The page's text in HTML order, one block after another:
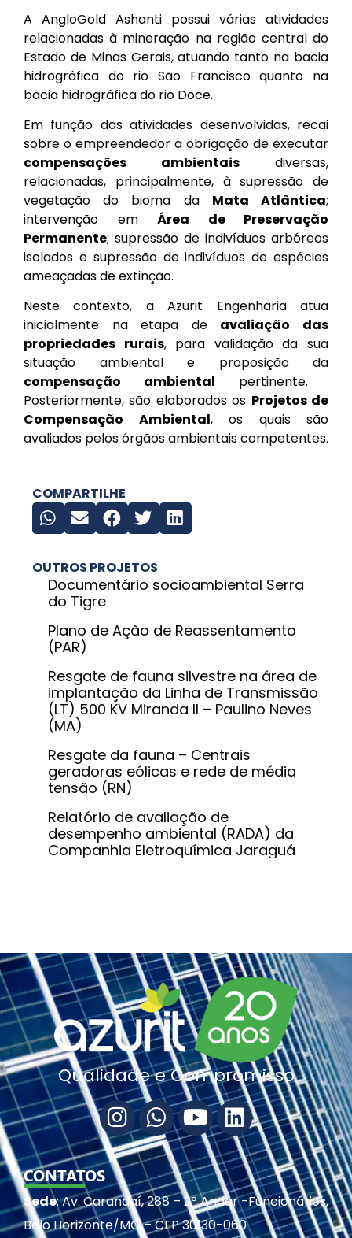
A AngloGold Ashanti possui várias atividades
relacionadas à mineração na região central do
Estado de Minas Gerais, atuando tanto na bacia
hidrográfica do rio São Francisco quanto na
bacia hidrográfica do rio Doce.
Em função das atividades desenvolvidas, recai
sobre o empreendedor a obrigação de executar
compensações ambientais diversas,
relacionadas, principalmente, à supressão de
vegetação do bioma da Mata Atlântica;
intervenção em Área de Preservação
Permanente; supressão de indivíduos arbóreos
isolados e supressão de indivíduos de espécies
ameaçadas de extinção.
Neste contexto, a Azurit Engenharia atua
inicialmente na etapa de avaliação das
propriedades rurais, para validação da sua
situação ambiental e proposição da
compensação ambiental pertinente.
Posteriormente, são elaborados os Projetos de
Compensação Ambiental, os quais são
avaliados pelos órgãos ambientais competentes.
COMPARTILHE
OUTROS PROJETOS
Documentário socioambiental Serra
do Tigre
Plano de Ação de Reassentamento
(PAR)
Resgate de fauna silvestre na área de
implantação da Linha de Transmissão
(LT) 500 KV Miranda II – Paulino Neves
(MA)
Resgate da fauna – Centrais
geradoras eólicas e rede de média
tensão (RN)
Relatório de avaliação de
desempenho ambiental (RADA) da
Companhia Eletroquímica Jaraguá
Qualidade e Compromisso
CONTATOS
Sede: Av. Carandaí, 288 – 2º Andar -Funcionários,
Belo Horizonte/MG – CEP 30130-060